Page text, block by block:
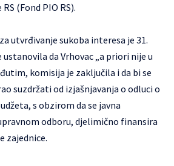
(Fond PIO RS).
utvrđivanje sukoba interesa je 31.
da Vrhovac „a priori nije u
komisija je zaključila i da bi se
suzdržati od izjašnjavanja o odluci o
s obzirom da se javna
odboru, djelimično finansira
zajednice.